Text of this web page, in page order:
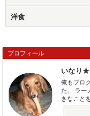
洋食
プロフィール
いなり
俺もブロ
た。 ラー
きなこと